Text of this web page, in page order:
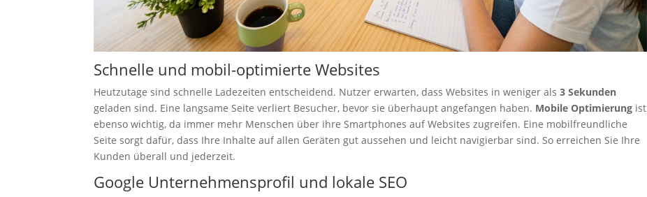
Schnelle und mobil-optimierte Websites
Heutzutage sind schnelle Ladezeiten entscheidend. Nutzer erwarten, dass Websites in weniger als3 Sekunden
geladen sind. Eine langsame Seite verliert Besucher, bevor sie überhaupt angefangen haben. Mobile Optimierung ist
ebenso wichtig, da immer mehr Menschen über ihre Smartphones auf Websites zugreifen. Eine mobilfreundliche
Seite sorgt dafür, dass Ihre Inhalte auf allen Geräten gut aussehen und leicht navigierbar sind. So erreichen Sie Ihre
Kunden überall und jederzeit.
Google Unternehmensprofil und lokale SEO